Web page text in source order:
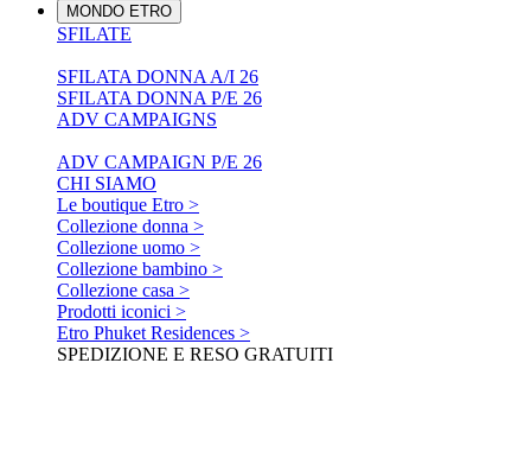
MONDO ETRO
SFILATE
SFILATA DONNA A/I 26
SFILATA DONNA P/E 26
ADV CAMPAIGNS
ADV CAMPAIGN P/E 26
CHI SIAMO
Le boutique Etro >
Collezione donna >
Collezione uomo >
Collezione bambino >
Collezione casa >
Prodotti iconici >
Etro Phuket Residences >
SPEDIZIONE E RESO GRATUITI